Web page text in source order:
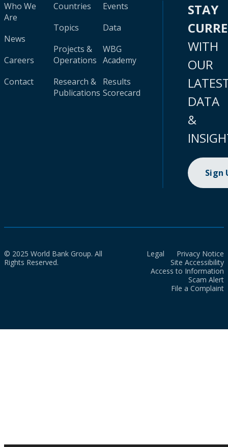
Who We
Are
News
Careers
Contact
Countries
Topics
Projects &
Operations
Research &
Publications
Events
Data
WBG
Academy
Results
Scorecard
STAY
WITH
OUR
DATA
&
Sign
© 2025 World Bank Group. All
Rights Reserved.
Legal
Privacy Notice
Site Accessibility
Access to Information
Scam Alert
File a Complaint